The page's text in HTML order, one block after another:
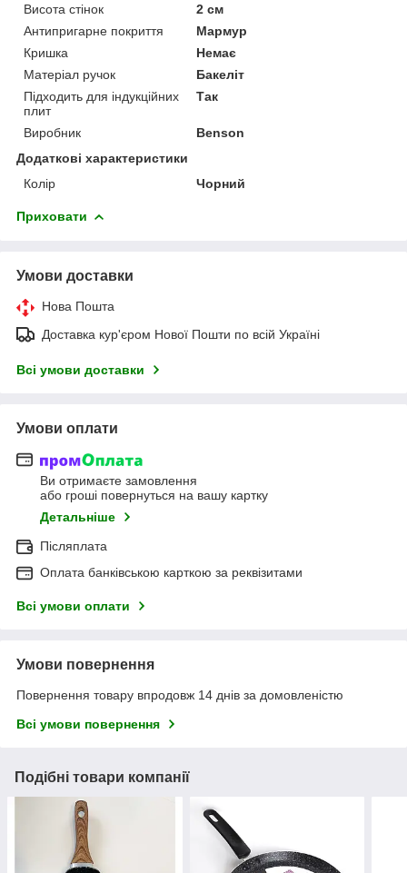
Висота стінок
2 см
Антипригарне покриття
Мармур
Кришка
Немає
Матеріал ручок
Бакеліт
Підходить для індукційних
плит
Так
Виробник
Benson
Додаткові характеристики
Колір
Чорний
Приховати
Умови доставки
Нова Пошта
Доставка кур'єром Нової Пошти по всій Україні
Всі умови доставки
Умови оплати
Ви отримаєте замовлення
або гроші повернуться на вашу картку
Детальніше
Післяплата
Оплата банківською карткою за реквізитами
Всі умови оплати
Умови повернення
Повернення товару впродовж 14 днів за домовленістю
Всі умови повернення
Подібні товари компанії